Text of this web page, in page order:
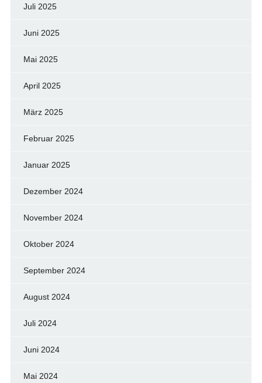
Juli 2025
Juni 2025
Mai 2025
April 2025
März 2025
Februar 2025
Januar 2025
Dezember 2024
November 2024
Oktober 2024
September 2024
August 2024
Juli 2024
Juni 2024
Mai 2024